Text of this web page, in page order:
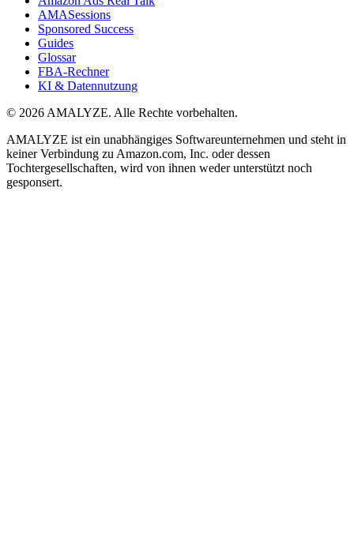
AMASessions
Sponsored Success
Guides
Glossar
FBA-Rechner
KI & Datennutzung
© 2026 AMALYZE. Alle Rechte vorbehalten.
AMALYZE ist ein unabhängiges Softwareunternehmen und steht in
keiner Verbindung zu Amazon.com, Inc. oder dessen
Tochtergesellschaften, wird von ihnen weder unterstützt noch
gesponsert.